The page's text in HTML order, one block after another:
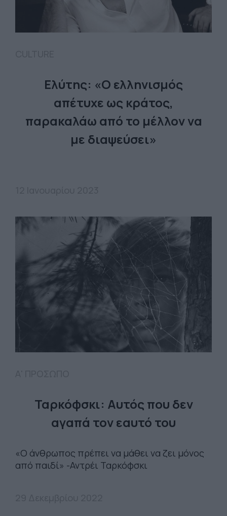
Ελύτης: «Ο ελληνισμός
απέτυχε ως κράτος,
παρακαλάω από το μέλλον να
με διαψεύσει»
Ταρκόφσκι: Αυτός που δεν
αγαπά τον εαυτό του
«Ο άνθρωπος πρέπει να μάθει να ζει μόνος
από παιδί» -Αντρέι Ταρκόφσκι